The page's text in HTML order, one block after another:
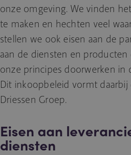
onze omgeving. We vinden
te maken en hechten veel
stellen we ook eisen aan de
aan de diensten en
onze principes doorwerken
Dit inkoopbeleid vormt
Driessen Groep.
Eisen aan
diensten